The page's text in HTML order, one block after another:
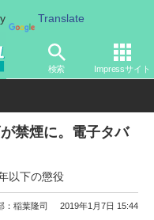
Translate
検索 Impressサイト
南アジア
禁煙に。電子タバ
以下の懲役
：稲葉隆司 2019年1月7日 15:44